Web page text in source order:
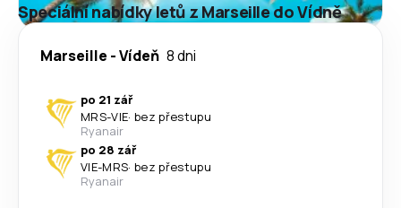
Speciální nabídky letů z Marseille do Vídně
Marseille -Vídeň 8 dni
po 21 zář
MRS-VIE· bez přestupu
Ryanair
po 28 zář
VIE-MRS· bez přestupu
Ryanair